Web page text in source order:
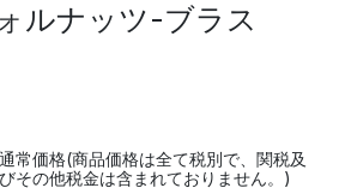
ルナッツ-ブラス
通常価格(商品価格は全て税別で、関税及
びその他税金は含まれておりません。)